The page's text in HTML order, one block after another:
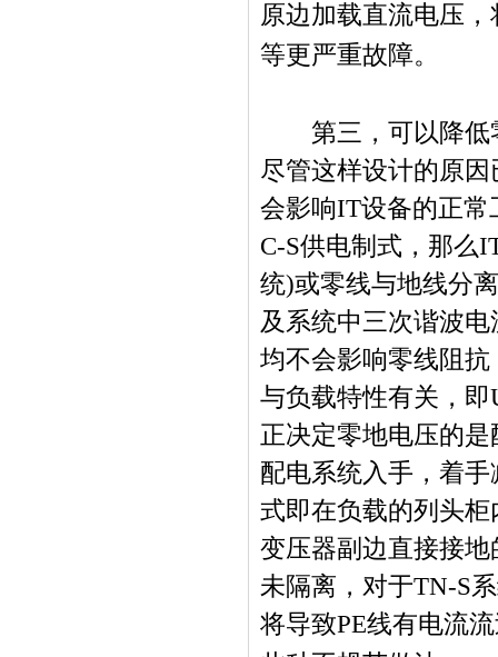
原边加载直流电压
等更严重故障。
第三，可以降低
尽管这样设计的原
会影响IT设备的正常
C-S供电制式，那么
统)或零线与地线分
及系统中三次谐波
均不会影响零线阻
与负载特性有关，即
正决定零地电压的
配电系统入手，着
式即在负载的列头
变压器副边直接接
未隔离，对于TN-S
将导致PE线有电流